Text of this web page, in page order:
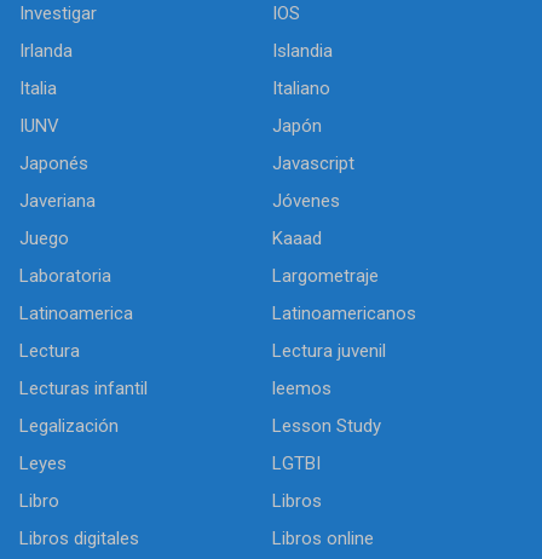
Investigar
IOS
Irlanda
Islandia
Italia
Italiano
IUNV
Japón
Japonés
Javascript
Javeriana
Jóvenes
Juego
Kaaad
Laboratoria
Largometraje
Latinoamerica
Latinoamericanos
Lectura
Lectura juvenil
Lecturas infantil
leemos
Legalización
Lesson Study
Leyes
LGTBI
Libro
Libros
Libros digitales
Libros online